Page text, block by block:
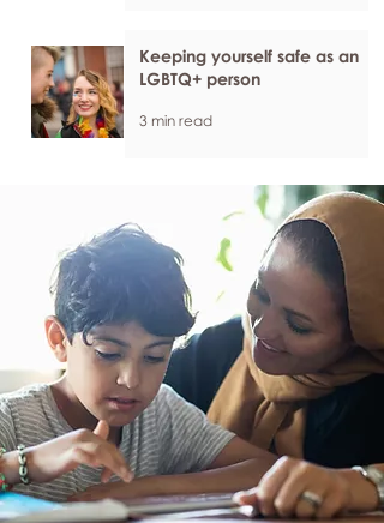
Keeping yourself safe as an
LGBTQ+ person
3 min read